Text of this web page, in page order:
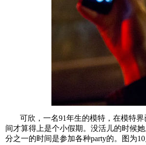
可欣，一名91年生的模特，在模特
间才算得上是个小假期。没活儿的时候
分之一的时间是参加各种party的。图为